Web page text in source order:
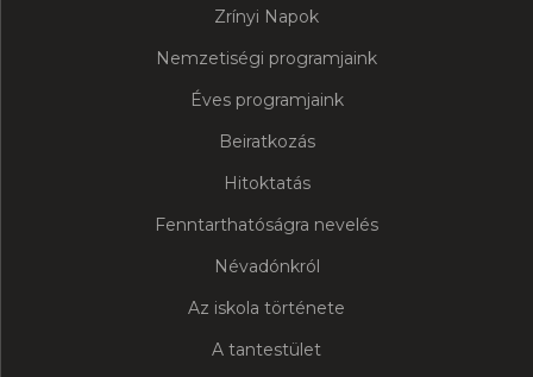
Zrínyi Napok
Nemzetiségi programjaink
Éves programjaink
Beiratkozás
Hitoktatás
Fenntarthatóságra nevelés
Névadónkról
Az iskola története
A tantestület